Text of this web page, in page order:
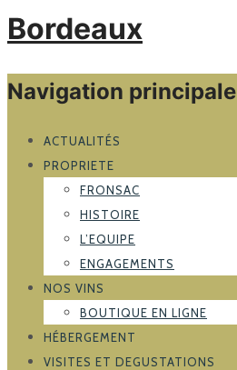
Navigation principale
ACTUALITÉS
PROPRIETE
FRONSAC
HISTOIRE
L’EQUIPE
ENGAGEMENTS
NOS VINS
BOUTIQUE EN LIGNE
HÉBERGEMENT
VISITES ET DEGUSTATIONS